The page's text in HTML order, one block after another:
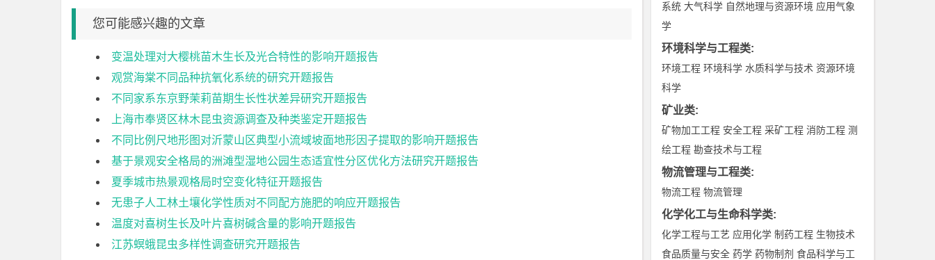
您可能感兴趣的文章
变温处理对大樱桃苗木生长及光合特性的影响开题报告
观赏海棠不同品种抗氧化系统的研究开题报告
不同家系东京野茉莉苗期生长性状差异研究开题报告
上海市奉贤区林木昆虫资源调查及种类鉴定开题报告
不同比例尺地形图对沂蒙山区典型小流域坡面地形因子提取的影响开题报告
基于景观安全格局的洲滩型湿地公园生态适宜性分区优化方法研究开题报告
夏季城市热景观格局时空变化特征开题报告
无患子人工林土壤化学性质对不同配方施肥的响应开题报告
温度对喜树生长及叶片喜树碱含量的影响开题报告
江苏螟蛾昆虫多样性调查研究开题报告
系统 大气科学 自然地理与资源环境 应用气象
学
环境科学与工程类:
环境工程 环境科学 水质科学与技术 资源环境
科学
矿业类:
矿物加工工程 安全工程 采矿工程 消防工程 测
绘工程 勘查技术与工程
物流管理与工程类:
物流工程 物流管理
化学化工与生命科学类:
化学工程与工艺 应用化学 制药工程 生物技术
食品质量与安全 药学 药物制剂 食品科学与工